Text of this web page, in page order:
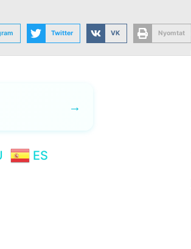
Twitter VK Nyomtat
→
ES